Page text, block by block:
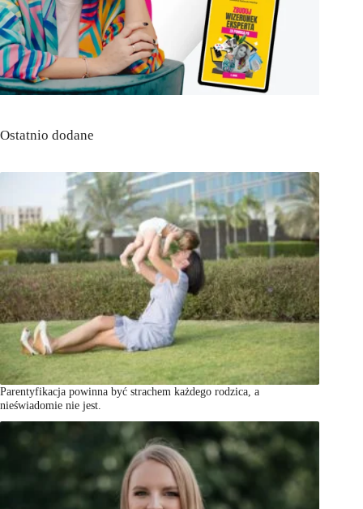
Ostatnio dodane
Parentyfikacja powinna być strachem każdego rodzica, a
nieświadomie nie jest.